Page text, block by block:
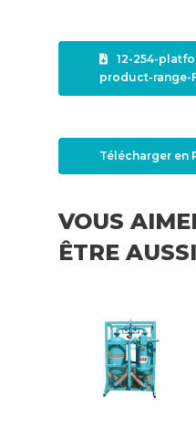
12-254-
product-range-
Télécharger en
VOUS
ÊTRE